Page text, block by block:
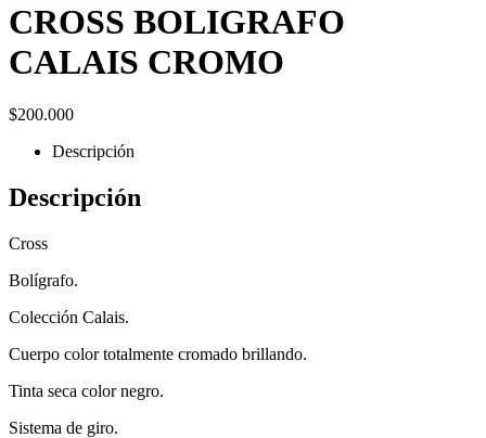
CROSS BOLIGRAFO
CALAIS CROMO
$200.000
Descripción
Descripción
Cross
Bolígrafo.
Colección Calais.
Cuerpo color totalmente cromado brillando.
Tinta seca color negro.
Sistema de giro.